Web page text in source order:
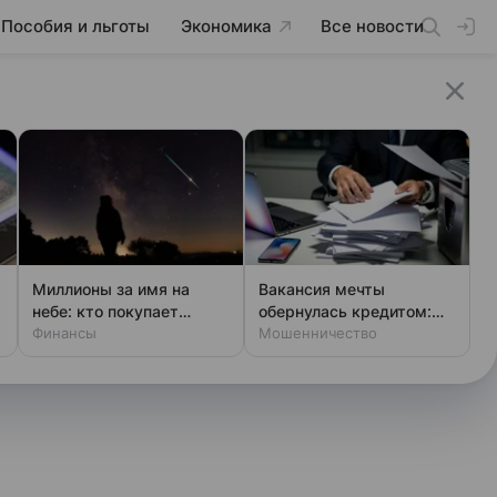
Пособия и льготы Экономика Все новости
Миллионы за имя на
небе: кто покупает
звезды
Финансы
Вакансия мечты
обернулась кредитом:
новая уловка аферистов
Мошенничество